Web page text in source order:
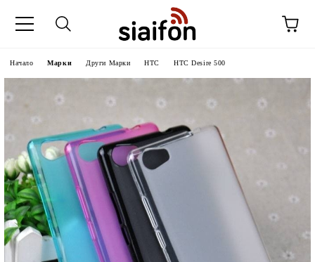
Начало Марки Други Марки HTC HTC Desire 500